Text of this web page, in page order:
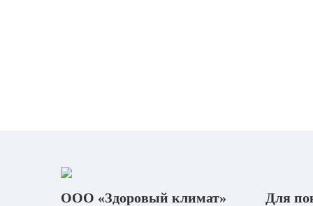
ООО «Здоровый климат» Для